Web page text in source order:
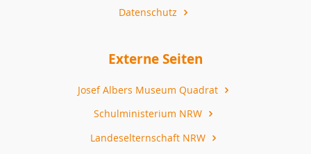
Datenschutz
Externe Seiten
Josef Albers Museum Quadrat
Schulministerium NRW
Landeselternschaft NRW